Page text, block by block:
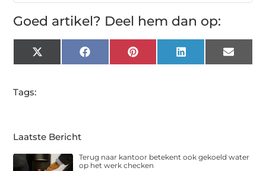
Goed artikel? Deel hem dan op:
X
(Twitter)
FacebookPinterest LinkedIn Email
Tags:
Laatste Bericht
Terug naar kantoor betekent ook gekoeld water
op het werk checken